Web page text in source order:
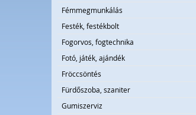
Fémmegmunkálás
Festék, festékbolt
Fogorvos, fogtechnika
Fotó, játék, ajándék
Fröccsöntés
Fürdőszoba, szaniter
Gumiszerviz